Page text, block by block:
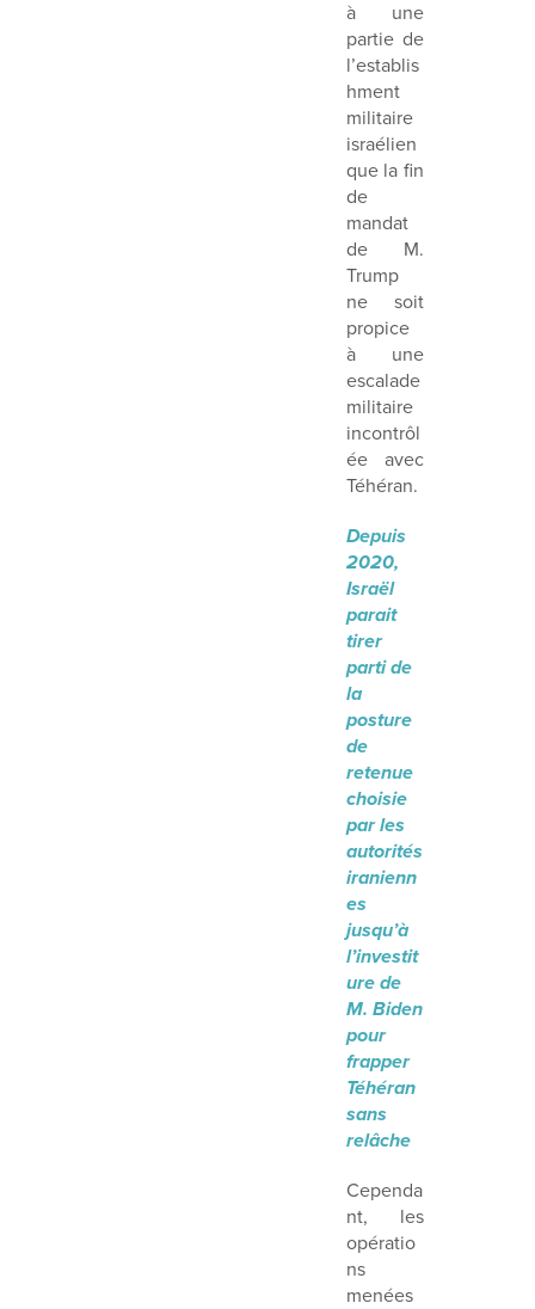
à une
partie de
l’establis
hment
militaire
israélien
que la fin
de
mandat
de M.
Trump
ne soit
propice
à une
escalade
militaire
incontrôl
ée avec
Téhéran.
Depuis
2020,
Israël
parait
tirer
parti de
la
posture
de
retenue
choisie
par les
autorités
iranienn
es
jusqu’à
l’investit
ure de
M. Biden
pour
frapper
Téhéran
sans
relâche
Cependa
nt, les
opératio
ns
menées